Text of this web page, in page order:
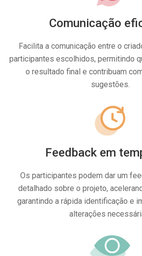
Comunicação
Facilita a comunicação entre o
participantes escolhidos, permitindo
o resultado final e contribuam
sugestões.
Feedback em
Os participantes podem dar um
detalhado sobre o projeto,
garantindo a rápida identificação e
alterações